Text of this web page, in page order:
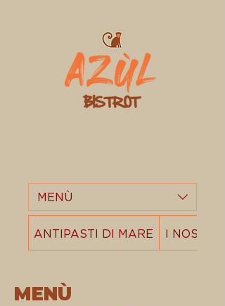
MENÙ
ANTIPASTI DI MARE I NOSTRI
MENÙ